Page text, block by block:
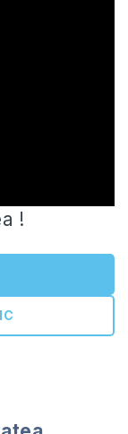
!